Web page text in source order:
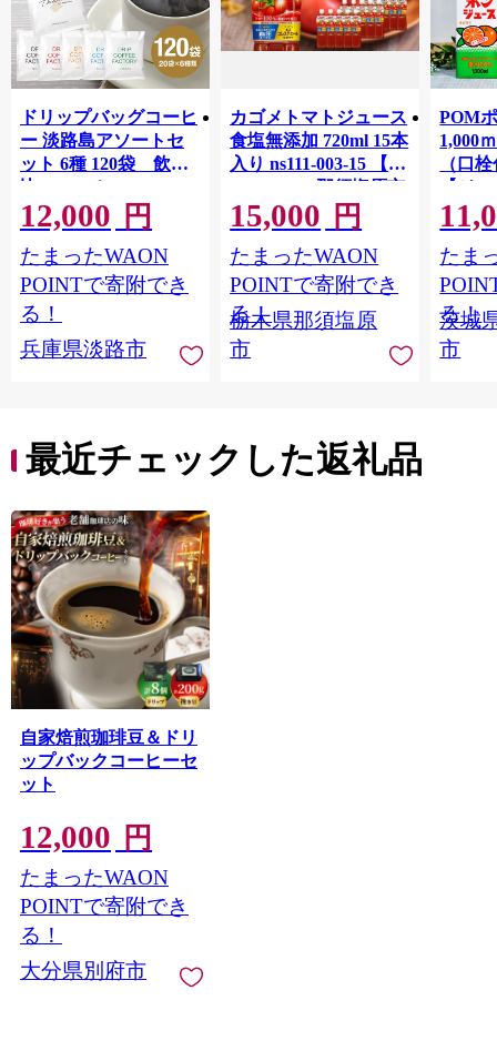
ドリップバッグコーヒ
ー 淡路島アソートセ
ット 6種 120袋 飲み
比べ コーヒー
12,000 円
たまったWAON
POINTで寄附でき
る！
兵庫県淡路市
カゴメトマトジュース
食塩無添加 720ml 15本
入り ns111-003-15 【
KAGOME 那須塩原市
ギフト トマト 野菜 ジ
ュース 飲料 ドリンク
健康 GABA 血圧 コレ
ステロール】
15,000 円
たまったWAON
POINTで寄附でき
る！
栃木県那須塩原
市
POM
1,000
（口
【ジ
Ｍ 爽
ジ 果
ンス
ンド
庫 ド
入れし
アタイ
たま
る！
茨城
市
最近チェックした返礼品
自家焙煎珈琲豆＆ドリ
ップバックコーヒーセ
ット
12,000 円
たまったWAON
POINTで寄附でき
る！
大分県別府市